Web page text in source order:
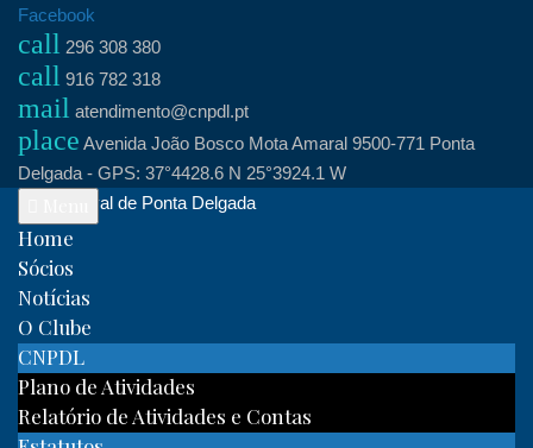
Skip
content
Facebook
call 296 308 380
call 916 782 318
mail atendimento@cnpdl.pt
place Avenida João Bosco Mota Amaral 9500-771 Ponta
Delgada - GPS: 37°4428.6 N 25°3924.1 W
Clube Naval de Ponta Delgada
Home
Sócios
Notícias
O Clube
CNPDL
Plano de Atividades
Relatório de Atividades e Contas